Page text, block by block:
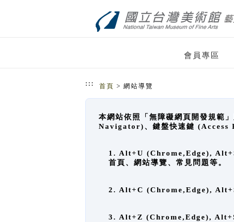
會員專區
::: 首頁 > 網站導覽
本網站依照「無障礙網頁開發規範
Navigator)、鍵盤快速鍵 (Access
1. Alt+U (Chrome,Edge),
首頁、網站導覽、常見問題等。
2. Alt+C (Chrome,Edge),
3. Alt+Z (Chrome,Edge),